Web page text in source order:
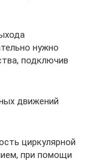
нужно
подключив
движений
циркулярной
при помощи